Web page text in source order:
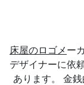
床屋のロゴメ ー
デザイナーに依
あります。 金